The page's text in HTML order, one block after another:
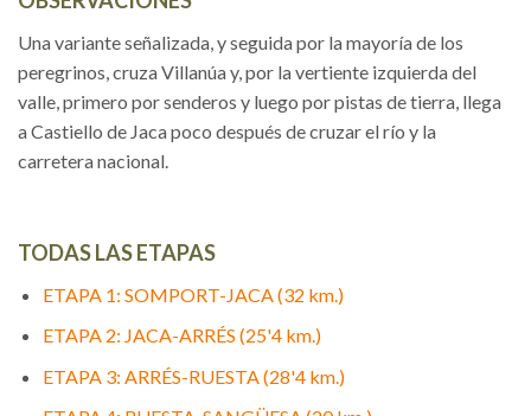
Una variante señalizada, y seguida por la mayoría de los
peregrinos, cruza Villanúa y, por la vertiente izquierda del
valle, primero por senderos y luego por pistas de tierra, llega
a Castiello de Jaca poco después de cruzar el río y la
carretera nacional.
TODAS LAS ETAPAS
ETAPA 1: SOMPORT-JACA (32 km.)
ETAPA 2: JACA-ARRÉS (25'4 km.)
ETAPA 3: ARRÉS-RUESTA (28'4 km.)